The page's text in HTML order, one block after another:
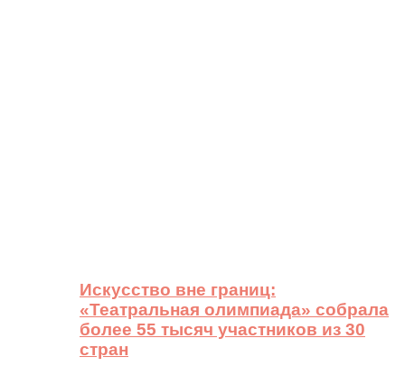
Искусство вне границ:
«Театральная олимпиада» собрала
более 55 тысяч участников из 30
стран